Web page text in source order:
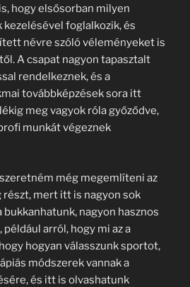
hogy elsősorban milyen
foglalkozik, és
névre szóló véleményeket is
A csapat nagyon tapasztalt
rendelkeznek, és a
továbbképzések sora itt
meg vagyok róla győződve,
munkát végeznek
még megemlíteni az
mert itt is nagyon sok
nagyon hasznos
arról, hogy mi az a
hogyan válasszunk sportot,
módszerek vannak a
és itt is olvashatunk